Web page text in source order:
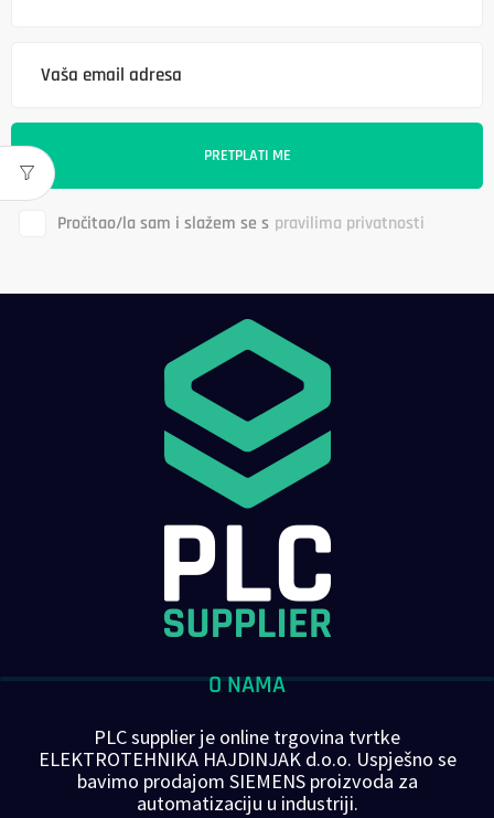
Pročitao/la sam i slažem se s pravilima privatnosti
O NAMA
PLC supplier je online trgovina tvrtke
ELEKTROTEHNIKA HAJDINJAK d.o.o. Uspješno se
bavimo prodajom SIEMENS proizvoda za
automatizaciju u industriji.